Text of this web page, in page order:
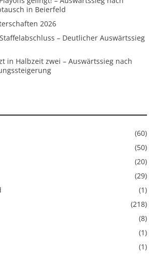
in Beierfeld
2026
– Deutlicher Auswärtssieg
in Halbzeit zwei – Auswärtssieg nach
(60)
(50)
(20)
(29)
(1)
(218)
(8)
(1)
(1)